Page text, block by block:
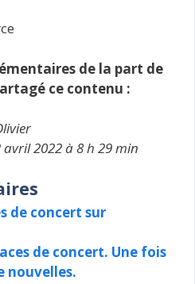
de la part de
ce contenu :
2022 à 8 h 29 min
de concert sur
de concert. Une fois
nouvelles.